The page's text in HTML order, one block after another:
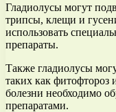
Гладиолусы могут
трипсы, клещи и
использовать
препараты.
Также гладиолусы
таких как фитофтороз
болезни необходимо
препаратами.